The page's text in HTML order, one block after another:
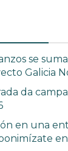
se
Galicia
da
en una